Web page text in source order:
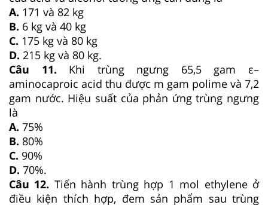
A. 171 và 82 kg
B. 6 kg và 40 kg
C. 175 kg và 80 kg
D. 215 kg và 80 kg.
Câu 11. Khi trùng ngưng 65,5 gam ε–
aminocaproic acid thu được m gam polime và 7,2
gam nước. Hiệu suất của phản ứng trùng ngưng
là
A. 75%
B. 80%
C. 90%
D. 70%.
Câu 12. Tiến hành trùng hợp 1 mol ethylene ở
điều kiện thích hợp, đem sản phẩm sau trùng